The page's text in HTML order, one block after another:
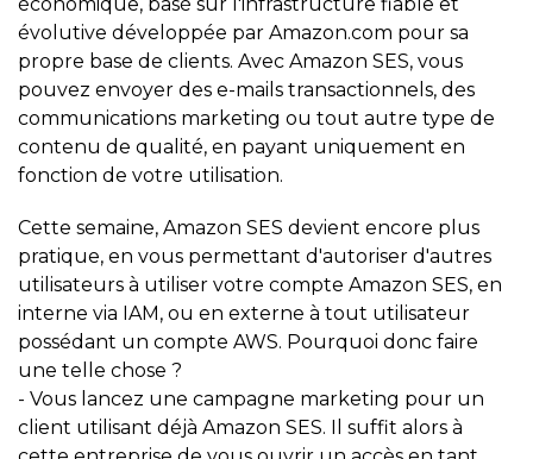
économique, basé sur l'infrastructure fiable et
évolutive développée par Amazon.com pour sa
propre base de clients. Avec Amazon SES, vous
pouvez envoyer des e-mails transactionnels, des
communications marketing ou tout autre type de
contenu de qualité, en payant uniquement en
fonction de votre utilisation.
Cette semaine, Amazon SES devient encore plus
pratique, en vous permettant d'autoriser d'autres
utilisateurs à utiliser votre compte Amazon SES, en
interne via IAM, ou en externe à tout utilisateur
possédant un compte AWS. Pourquoi donc faire
une telle chose ?
- Vous lancez une campagne marketing pour un
client utilisant déjà Amazon SES. Il suffit alors à